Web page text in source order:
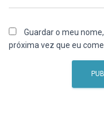
Guardar o meu
próxima vez que eu